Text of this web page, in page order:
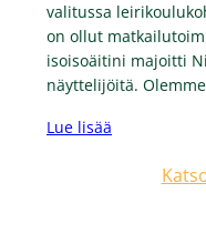
valitussa
on ollut
isoisoäitini majoitti
näyttelijöitä.
Lue lisää